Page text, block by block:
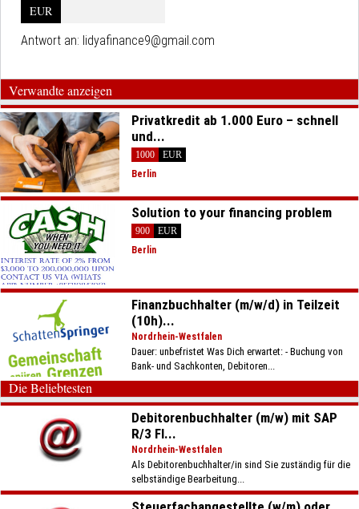
EUR
Antwort an: lidyafinance9@gmail.com
Verwandte anzeigen
Privatkredit ab 1.000 Euro – schnell
und...
1000
EUR
Berlin
Solution to your financing problem
900
EUR
Berlin
Finanzbuchhalter (m/w/d) in Teilzeit
(10h)...
Nordrhein-Westfalen
Dauer: unbefristet Was Dich erwartet: - Buchung von
Bank- und Sachkonten, Debitoren...
Die Beliebtesten
Debitorenbuchhalter (m/w) mit SAP
R/3 FI...
Nordrhein-Westfalen
Als Debitorenbuchhalter/in sind Sie zuständig für die
selbständige Bearbeitung...